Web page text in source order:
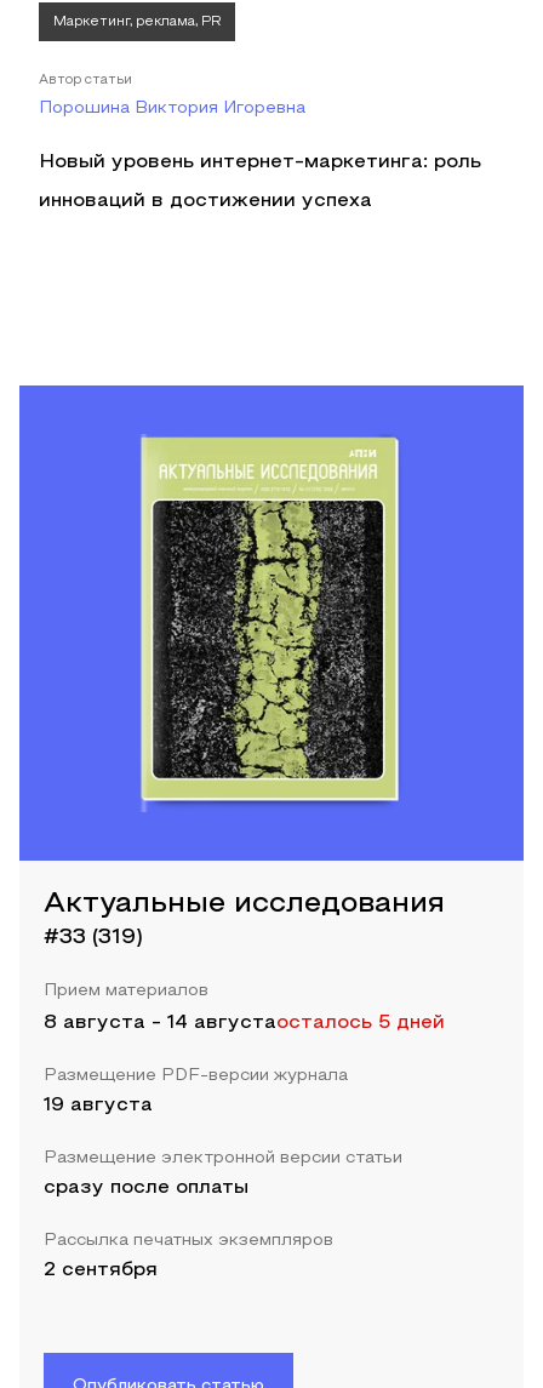
Маркетинг, реклама, PR
Автор статьи
Порошина Виктория Игоревна
Новый уровень интернет-маркетинга: роль
инноваций в достижении успеха
Актуальные исследования
#33 (319)
Прием материалов
8 августа - 14 августаосталось 5 дней
Размещение PDF-версии журнала
19 августа
Размещение электронной версии статьи
сразу после оплаты
Рассылка печатных экземпляров
2 сентября